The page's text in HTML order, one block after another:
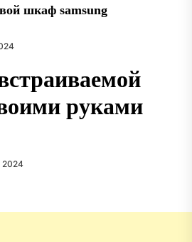
шкаф samsung
руками
2024